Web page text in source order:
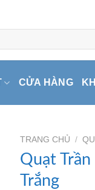
CỬA HÀNG
TRANG CHỦ /
Quạt
Trắng